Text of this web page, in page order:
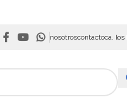
nosotroscontactoca.